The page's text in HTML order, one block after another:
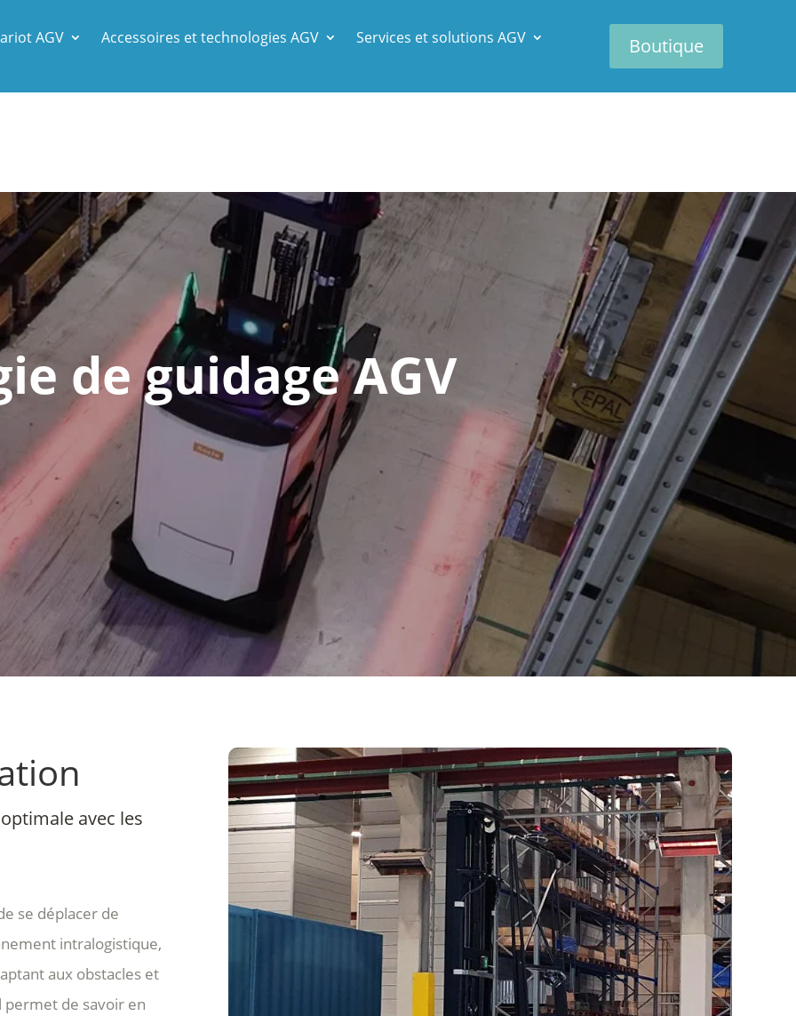
AGV Accessoires et technologies AGV Services et solutions AGV Boutique
de guidage AGV
avec les
se déplacer de
intralogistique,
aux obstacles et
permet de savoir en